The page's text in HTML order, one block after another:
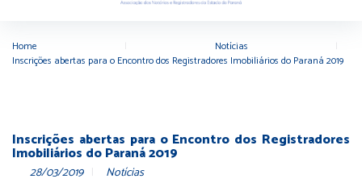
Home Notícias
Inscrições abertas para o Encontro dos Registradores Imobiliários do Paraná 2019
Inscrições abertas para o Encontro dos Registradores
Imobiliários do Paraná 2019
28/03/2019 Notícias